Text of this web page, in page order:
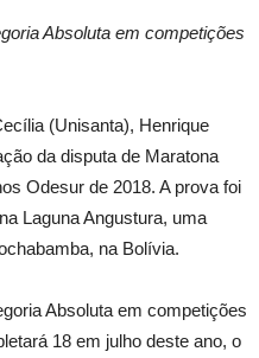
Absoluta em competições
(Unisanta), Henrique
da disputa de Maratona
Odesur de 2018. A prova foi
Laguna Angustura, uma
na Bolívia.
Absoluta em competições
18 em julho deste ano, o